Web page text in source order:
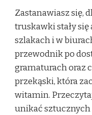
Zastanawiasz się,
truskawki stały
szlakach i w
przewodnik po
gramaturach oraz
przekąski, która
witamin.
unikać